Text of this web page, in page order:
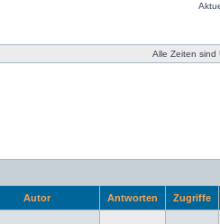
Alle Zeiten sind
Autor Antworten Zugriffe